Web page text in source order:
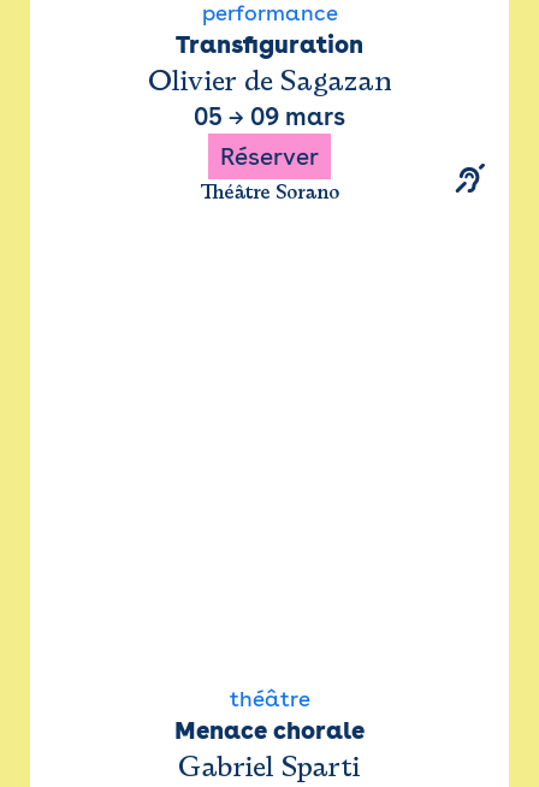
performance
Transfiguration
Olivier de Sagazan
05 → 09 mars
Réserver
Théâtre Sorano
théâtre
Menace chorale
Gabriel Sparti